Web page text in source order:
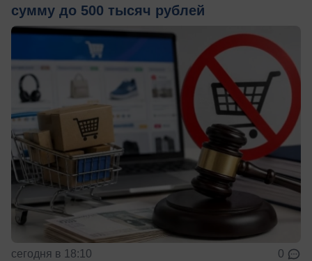
сумму до 500 тысяч рублей
сегодня в 18:10 0